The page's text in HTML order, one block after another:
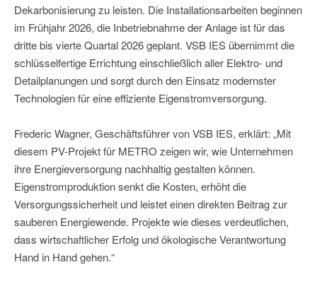
Dekarbonisierung zu leisten. Die Installationsarbeiten beginnen
im Frühjahr 2026, die Inbetriebnahme der Anlage ist für das
dritte bis vierte Quartal 2026 geplant. VSB IES übernimmt die
schlüsselfertige Errichtung einschließlich aller Elektro- und
Detailplanungen und sorgt durch den Einsatz modernster
Technologien für eine effiziente Eigenstromversorgung.
Frederic Wagner, Geschäftsführer von VSB IES, erklärt: „Mit
diesem PV-Projekt für METRO zeigen wir, wie Unternehmen
ihre Energieversorgung nachhaltig gestalten können.
Eigenstromproduktion senkt die Kosten, erhöht die
Versorgungssicherheit und leistet einen direkten Beitrag zur
sauberen Energiewende. Projekte wie dieses verdeutlichen,
dass wirtschaftlicher Erfolg und ökologische Verantwortung
Hand in Hand gehen.“